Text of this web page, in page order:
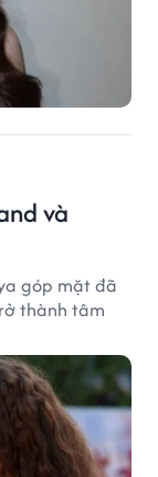
và
góp mặt đã
thành tâm